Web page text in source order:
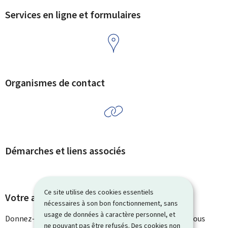
Ce site utilise des cookies essentiels
nécessaires à son bon fonctionnement, sans
usage de données à caractère personnel, et
ne pouvant pas être refusés. Des cookies non
Services en ligne et formulaires
Organismes de contact
Démarches et liens associés
Votre avis nous intéresse
Donnez-nous votre avis sur le contenu de cette page. Vous